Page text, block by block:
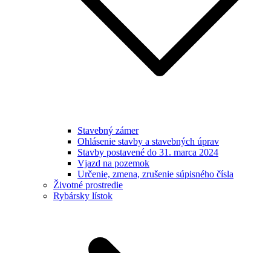
Stavebný zámer
Ohlásenie stavby a stavebných úprav
Stavby postavené do 31. marca 2024
Vjazd na pozemok
Určenie, zmena, zrušenie súpisného čísla
Životné prostredie
Rybársky lístok